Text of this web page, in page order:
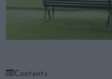
Contents